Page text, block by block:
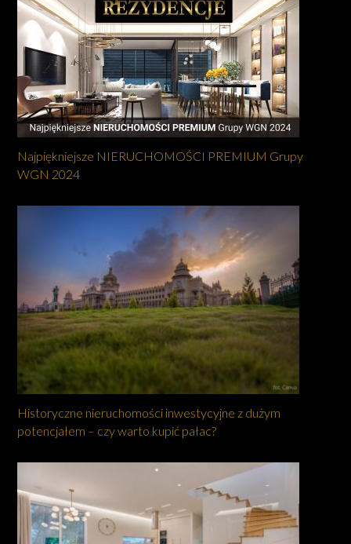
Najpiękniejsze NIERUCHOMOŚCI PREMIUM Grupy
WGN 2024
Historyczne nieruchomości inwestycyjne z dużym
potencjałem – czy warto kupić pałac?